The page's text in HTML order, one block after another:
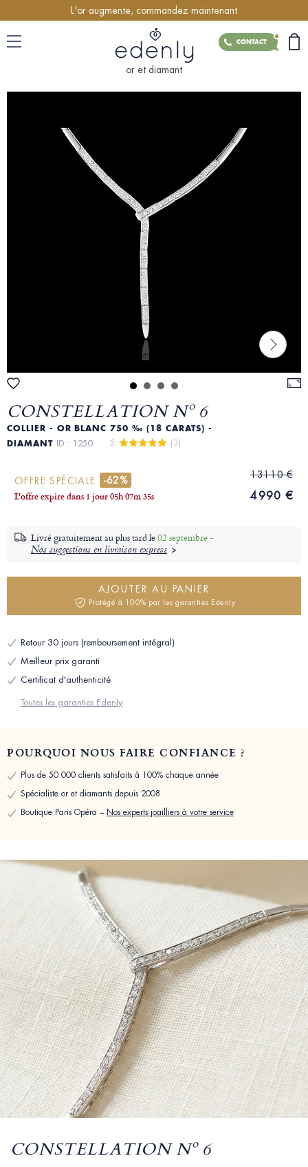
L'or augmente, commandez maintenant
CONTACT
or et diamant
CONSTELLATION Nº 6
COLLIER - OR BLANC 750 ‰ (18 CARATS) -
DIAMANT ID : 1250 5 (3)
OFFRE SPÉCIALE
-62%
L'offre expire dans 1 jour05h07m34s
13110 €
4990 €
Livré gratuitement au plus tard le02 septembre -
Nos suggestions en livraison express
AJOUTER AU PANIER
Protégé à 100% par les garanties Edenly
Retour 30 jours (remboursement intégral)
Meilleur prix garanti
Certificat d'authenticité
Toutes les garanties Edenly
POURQUOI NOUS FAIRE CONFIANCE ?
Plus de 50 000 clients satisfaits à 100% chaque année
Spécialiste or et diamants depuis 2008
Boutique Paris Opéra – Nos experts joailliers à votre service
CONSTELLATION Nº 6